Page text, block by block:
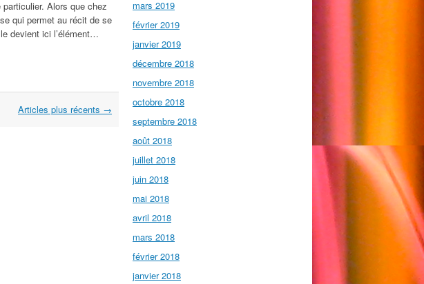
Alors que chez
qui permet au récit de se
devient ici l’élément…
Articles plus récents →
mars 2019
février 2019
janvier 2019
décembre 2018
novembre 2018
octobre 2018
septembre 2018
août 2018
juillet 2018
juin 2018
mai 2018
avril 2018
mars 2018
février 2018
janvier 2018